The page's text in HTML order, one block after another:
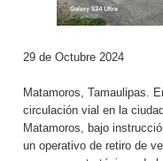
29 de Octubre 2024
Matamoros, Tamaulipas.
circulación vial en la
Matamoros, bajo
un operativo de retiro de